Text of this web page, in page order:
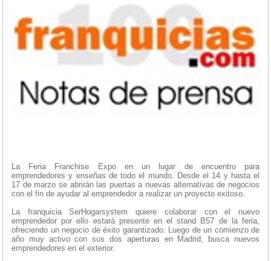
La Feria Franchise Expo en un lugar de encuentro para
emprendedores y enseñas de todo el mundo. Desde el 14 y hasta el
17 de marzo se abrirán las puertas a nuevas alternativas de negocios
con el fin de ayudar al emprendedor a realizar un proyecto exitoso.
La franquicia SerHogarsystem quiere colaborar con el nuevo
emprendedor por ello estará presente en el stand B57 de la feria,
ofreciendo un negocio de éxito garantizado. Luego de un comienzo de
año muy activo con sus dos aperturas en Madrid, busca nuevos
emprendedores en el exterior.